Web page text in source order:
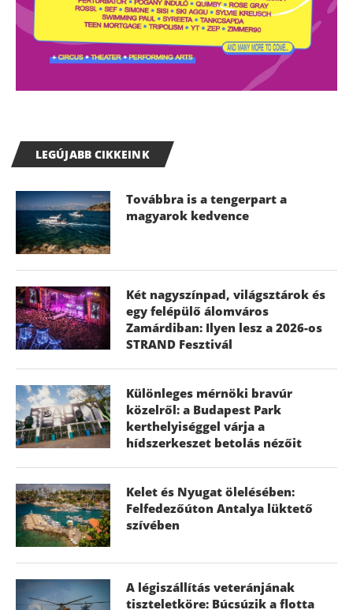
LEGÚJABB CIKKEINK
Továbbra is a tengerpart a
magyarok kedvence
Két nagyszínpad, világsztárok és
egy felépülő álomváros
Zamárdiban: Ilyen lesz a 2026-os
STRAND Fesztivál
Különleges mérnöki bravúr
közelről: a Budapest Park
kerthelyiséggel várja a
hídszerkeszet betolás nézőit
Kelet és Nyugat ölelésében:
Felfedezőúton Antalya lüktető
szívében
A légiszállítás veteránjának
tiszteletköre: Búcsúzik a flotta